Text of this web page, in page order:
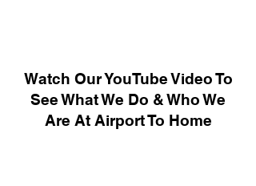
Watch Our YouTube Video To
See What We Do & Who We
Are At Airport To Home